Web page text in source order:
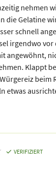
nehmen
die Gelatine
schnell
irgendwo vor
angewöhnt,
Klappt
beim
etwas
VERIFIZIERT